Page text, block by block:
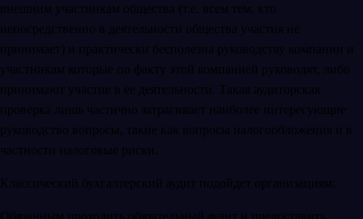
внешним участникам общества (т.е. всем тем, кто
непосредственно в деятельности общества участия не
принимает) и практически бесполезна руководству компании и
участникам которые по факту этой компанией руководят, либо
принимают участие в ее деятельности. Такая аудиторская
проверка лишь частично затрагивает наиболее интересующие
руководство вопросы, такие как вопросы налогообложения и в
частности налоговые риски.
Классический бухгалтерский аудит подойдет организациям:
Обязанным проходить обязательный аудит и предоставить